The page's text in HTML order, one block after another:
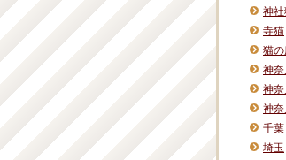
神
寺猫
猫
神
神
神奈
千葉
埼玉